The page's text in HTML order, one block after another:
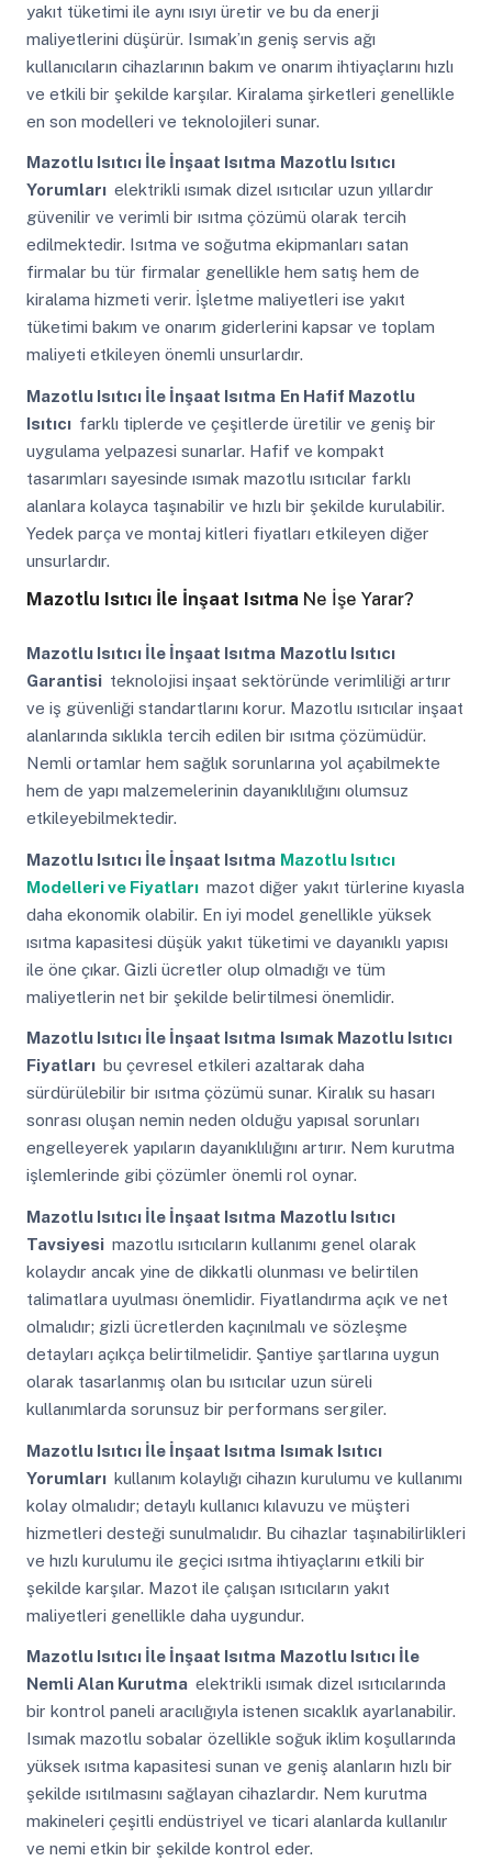
yakıt tüketimi ile aynı ısıyı üretir ve bu da enerji
maliyetlerini düşürür. Isımak’ın geniş servis ağı
kullanıcıların cihazlarının bakım ve onarım ihtiyaçlarını hızlı
ve etkili bir şekilde karşılar. Kiralama şirketleri genellikle
en son modelleri ve teknolojileri sunar.
Mazotlu Isıtıcı İle İnşaat Isıtma Mazotlu Isıtıcı
Yorumları elektrikli ısımak dizel ısıtıcılar uzun yıllardır
güvenilir ve verimli bir ısıtma çözümü olarak tercih
edilmektedir. Isıtma ve soğutma ekipmanları satan
firmalar bu tür firmalar genellikle hem satış hem de
kiralama hizmeti verir. İşletme maliyetleri ise yakıt
tüketimi bakım ve onarım giderlerini kapsar ve toplam
maliyeti etkileyen önemli unsurlardır.
Mazotlu Isıtıcı İle İnşaat Isıtma En Hafif Mazotlu
Isıtıcı farklı tiplerde ve çeşitlerde üretilir ve geniş bir
uygulama yelpazesi sunarlar. Hafif ve kompakt
tasarımları sayesinde ısımak mazotlu ısıtıcılar farklı
alanlara kolayca taşınabilir ve hızlı bir şekilde kurulabilir.
Yedek parça ve montaj kitleri fiyatları etkileyen diğer
unsurlardır.
Mazotlu Isıtıcı İle İnşaat Isıtma Ne İşe Yarar?
Mazotlu Isıtıcı İle İnşaat Isıtma Mazotlu Isıtıcı
Garantisi teknolojisi inşaat sektöründe verimliliği artırır
ve iş güvenliği standartlarını korur. Mazotlu ısıtıcılar inşaat
alanlarında sıklıkla tercih edilen bir ısıtma çözümüdür.
Nemli ortamlar hem sağlık sorunlarına yol açabilmekte
hem de yapı malzemelerinin dayanıklılığını olumsuz
etkileyebilmektedir.
Mazotlu Isıtıcı İle İnşaat Isıtma Mazotlu Isıtıcı
Modelleri ve Fiyatları mazot diğer yakıt türlerine kıyasla
daha ekonomik olabilir. En iyi model genellikle yüksek
ısıtma kapasitesi düşük yakıt tüketimi ve dayanıklı yapısı
ile öne çıkar. Gizli ücretler olup olmadığı ve tüm
maliyetlerin net bir şekilde belirtilmesi önemlidir.
Mazotlu Isıtıcı İle İnşaat Isıtma Isımak Mazotlu Isıtıcı
Fiyatları bu çevresel etkileri azaltarak daha
sürdürülebilir bir ısıtma çözümü sunar. Kiralık su hasarı
sonrası oluşan nemin neden olduğu yapısal sorunları
engelleyerek yapıların dayanıklılığını artırır. Nem kurutma
işlemlerinde gibi çözümler önemli rol oynar.
Mazotlu Isıtıcı İle İnşaat Isıtma Mazotlu Isıtıcı
Tavsiyesi mazotlu ısıtıcıların kullanımı genel olarak
kolaydır ancak yine de dikkatli olunması ve belirtilen
talimatlara uyulması önemlidir. Fiyatlandırma açık ve net
olmalıdır; gizli ücretlerden kaçınılmalı ve sözleşme
detayları açıkça belirtilmelidir. Şantiye şartlarına uygun
olarak tasarlanmış olan bu ısıtıcılar uzun süreli
kullanımlarda sorunsuz bir performans sergiler.
Mazotlu Isıtıcı İle İnşaat Isıtma Isımak Isıtıcı
Yorumları kullanım kolaylığı cihazın kurulumu ve kullanımı
kolay olmalıdır; detaylı kullanıcı kılavuzu ve müşteri
hizmetleri desteği sunulmalıdır. Bu cihazlar taşınabilirlikleri
ve hızlı kurulumu ile geçici ısıtma ihtiyaçlarını etkili bir
şekilde karşılar. Mazot ile çalışan ısıtıcıların yakıt
maliyetleri genellikle daha uygundur.
Mazotlu Isıtıcı İle İnşaat Isıtma Mazotlu Isıtıcı İle
Nemli Alan Kurutma elektrikli ısımak dizel ısıtıcılarında
bir kontrol paneli aracılığıyla istenen sıcaklık ayarlanabilir.
Isımak mazotlu sobalar özellikle soğuk iklim koşullarında
yüksek ısıtma kapasitesi sunan ve geniş alanların hızlı bir
şekilde ısıtılmasını sağlayan cihazlardır. Nem kurutma
makineleri çeşitli endüstriyel ve ticari alanlarda kullanılır
ve nemi etkin bir şekilde kontrol eder.